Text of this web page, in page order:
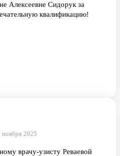
Алексеевне Сидорук за
квалификацию!
ноября 2025
врачу-узисту Реваевой